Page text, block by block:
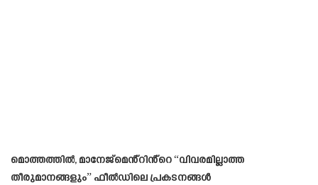
മൊത്തത്തിൽ, മാനേജ്‌മെൻ്റിൻ്റെ “വിവരമില്ലാത്ത
തീരുമാനങ്ങളും” ഫീൽഡിലെ പ്രകടനങ്ങൾ